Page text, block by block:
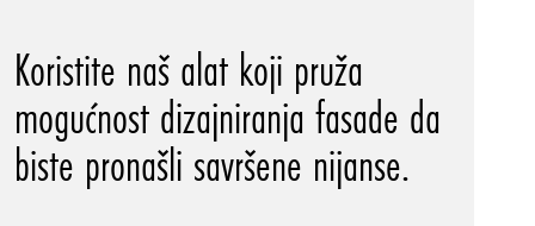
Koristite naš alat koji pruža
mogućnost dizajniranja fasade da
biste pronašli savršene nijanse.